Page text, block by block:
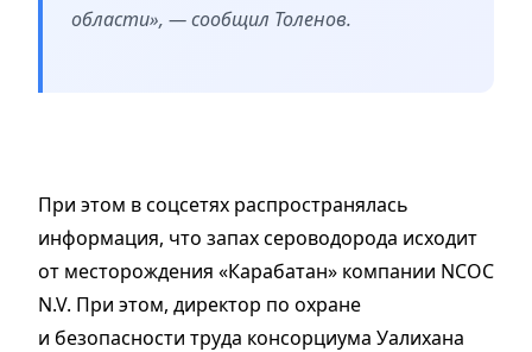
области», — сообщил Толенов.
При этом в соцсетях распространялась
информация, что запах сероводорода исходит
от месторождения «Карабатан» компании NCOC
N.V. При этом, директор по охране
и безопасности труда консорциума Уалихана